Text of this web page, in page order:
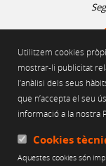
Utilitzem cookies
mostrar-li publicitat
l’anàlisi dels seus
que n’accepta el seu
informació a la nostra
Cookies
Aquestes cookies són